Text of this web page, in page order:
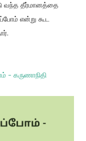
வந்த தீர்மானத்தை
என்று கூட
- கருணாநிதி